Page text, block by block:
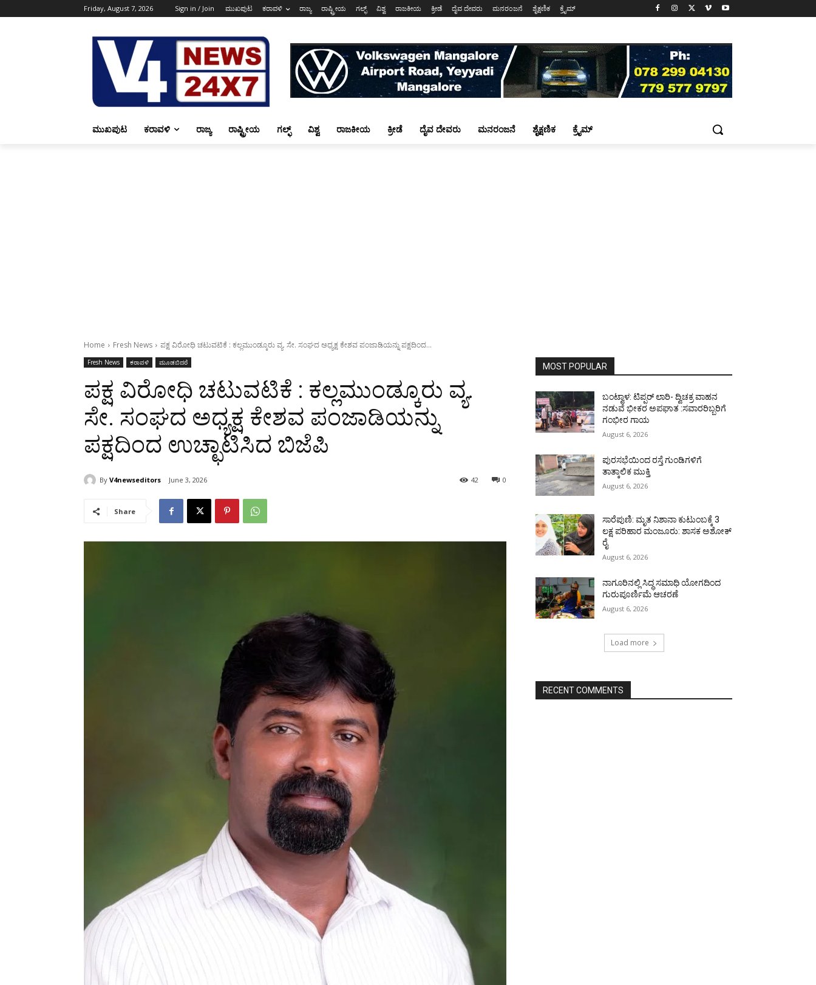
Friday, August 7, 2026 Sign in / Join ಮುಖಪುಟ ಕರಾವಳಿ ರಾಜ್ಯ ರಾಷ್ಟ್ರೀಯ ಗಲ್ಫ್ ವಿಶ್ವ ರಾಜಕೀಯ ಕ್ರೀಡೆ ದೈವ ದೇವರು ಮನರಂಜನೆ ಶೈಕ್ಷಣಿಕ ಕ್ರೈಮ್
ಮುಖಪುಟ ಕರಾವಳಿ ರಾಜ್ಯ ರಾಷ್ಟ್ರೀಯ ಗಲ್ಫ್ ವಿಶ್ವ ರಾಜಕೀಯ ಕ್ರೀಡೆ ದೈವ ದೇವರು ಮನರಂಜನೆ ಶೈಕ್ಷಣಿಕ ಕ್ರೈಮ್
Home Fresh News ಪಕ್ಷ ವಿರೋಧಿ ಚಟುವಟಿಕೆ : ಕಲ್ಲಮುಂಡ್ಕೂರು ವ್ಯ. ಸೇ. ಸಂಘದ ಅಧ್ಯಕ್ಷ ಕೇಶವ ಪಂಜಾಡಿಯನ್ನು ಪಕ್ಷದಿಂದ...
Fresh News ಕರಾವಳಿ ಮೂಡಬಿದರೆ
ಪಕ್ಷ ವಿರೋಧಿ ಚಟುವಟಿಕೆ : ಕಲ್ಲಮುಂಡ್ಕೂರು ವ್ಯ.
ಸೇ. ಸಂಘದ ಅಧ್ಯಕ್ಷ ಕೇಶವ ಪಂಜಾಡಿಯನ್ನು
ಪಕ್ಷದಿಂದ ಉಚ್ಛಾಟಿಸಿದ ಬಿಜೆಪಿ
By V4newseditors June 3, 2026 0
42
Share
MOST POPULAR
ಬಂಟ್ವಾಳ: ಟಿಪ್ಪರ್ ಲಾರಿ- ದ್ವಿಚಕ್ರ ವಾಹನ
ನಡುವೆ ಭೀಕರ ಅಪಘಾತ :ಸವಾರರಿಬ್ಬರಿಗೆ
ಗಂಭೀರ ಗಾಯ
August 6, 2026
ಪುರಸಭೆಯಿಂದ ರಸ್ತೆ ಗುಂಡಿಗಳಿಗೆ
ತಾತ್ಕಾಲಿಕ ಮುಕ್ತಿ
August 6, 2026
ಸಾರೆಪುಣಿ: ಮೃತ ನಿಶಾನಾ ಕುಟುಂಬಕ್ಕೆ 3
ಲಕ್ಷ ಪರಿಹಾರ ಮಂಜೂರು: ಶಾಸಕ ಅಶೋಕ್
ರೈ
August 6, 2026
ನಾಗೂರಿನಲ್ಲಿ ಸಿದ್ಧ ಸಮಾಧಿ ಯೋಗದಿಂದ
ಗುರುಪೂರ್ಣಿಮೆ ಆಚರಣೆ
August 6, 2026
Load more
RECENT COMMENTS